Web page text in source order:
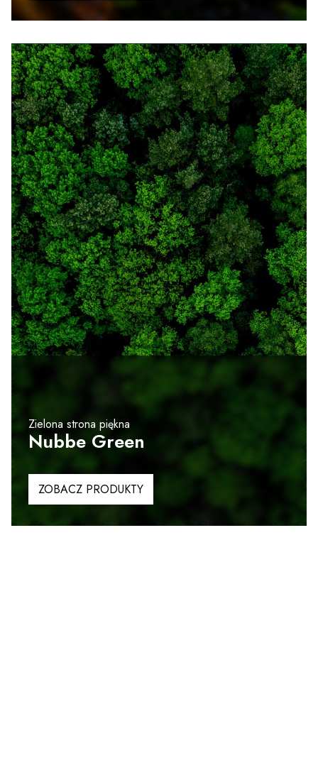
Zielona strona piękna
Nubbe Green
ZOBACZ PRODUKTY